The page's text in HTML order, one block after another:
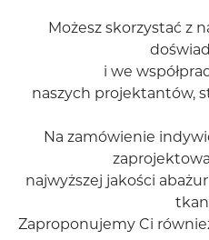
Możesz skorzystać z
i we
naszych projektantów,
Na zamówienie
najwyższej jakości
Zaproponujemy Ci